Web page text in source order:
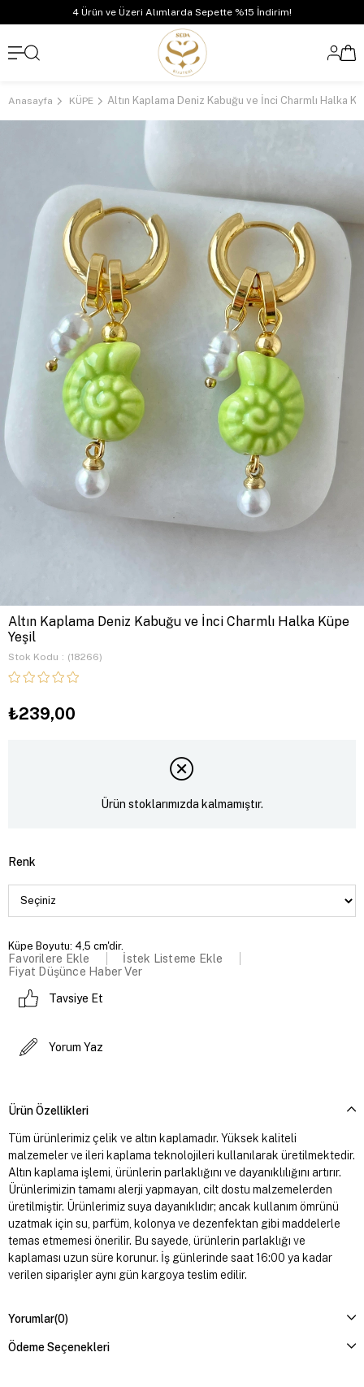
4 Ürün ve Üzeri Alımlarda Sepette %15 İndirim!
Anasayfa KÜPE
Altın Kaplama Deniz Kabuğu ve İnci Charmlı Halka Küpe
Yeşil
Stok Kodu (18266)
₺239,00
Ürün stoklarımızda kalmamıştır.
Renk
Küpe Boyutu: 4,5 cm'dir.
Favorilere Ekle
İstek Listeme Ekle
Fiyat Düşünce Haber Ver
Tavsiye Et
Yorum Yaz
Ürün Özellikleri
Tüm ürünlerimiz çelik ve altın kaplamadır. Yüksek kaliteli
malzemeler ve ileri kaplama teknolojileri kullanılarak üretilmektedir.
Altın kaplama işlemi, ürünlerin parlaklığını ve dayanıklılığını artırır.
Ürünlerimizin tamamı alerji yapmayan, cilt dostu malzemelerden
üretilmiştir. Ürünlerimiz suya dayanıklıdır; ancak kullanım ömrünü
uzatmak için su, parfüm, kolonya ve dezenfektan gibi maddelerle
temas etmemesi önerilir. Bu sayede, ürünlerin parlaklığı ve
kaplaması uzun süre korunur. İş günlerinde saat 16:00 ya kadar
verilen siparişler aynı gün kargoya teslim edilir.
Yorumlar(0)
Ödeme Seçenekleri